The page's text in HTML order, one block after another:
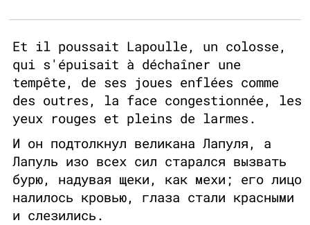
Et il poussait Lapoulle, un colosse,
qui s'épuisait à déchaîner une
tempête, de ses joues enflées comme
des outres, la face congestionnée, les
yeux rouges et pleins de larmes.
И он подтолкнул великана Лапуля, а
Лапуль изо всех сил старался вызвать
бурю, надувая щеки, как мехи; его лицо
налилось кровью, глаза стали красными
и слезились.